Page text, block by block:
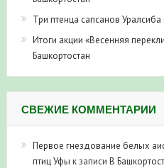
Три птенца сапсанов
Итоги акции «Весенняя
Башкортостан
СВЕЖИЕ КОММЕНТАРИИ
Первое гнездование белых
птиц Уфы к записи В